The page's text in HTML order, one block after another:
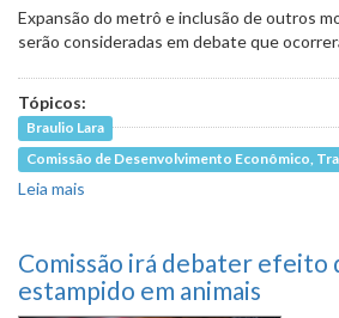
Expansão do metrô e inclusão de outros
serão consideradas em debate que
Tópicos:
Braulio Lara
Comissão de Desenvolvimento Econômico,
Leia mais
Comissão irá debater efeito
estampido em animais